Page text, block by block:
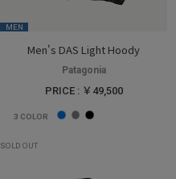
MEN
Men's DAS Light Hoody
Patagonia
PRICE : ￥49,500
3 COLOR
SOLD OUT